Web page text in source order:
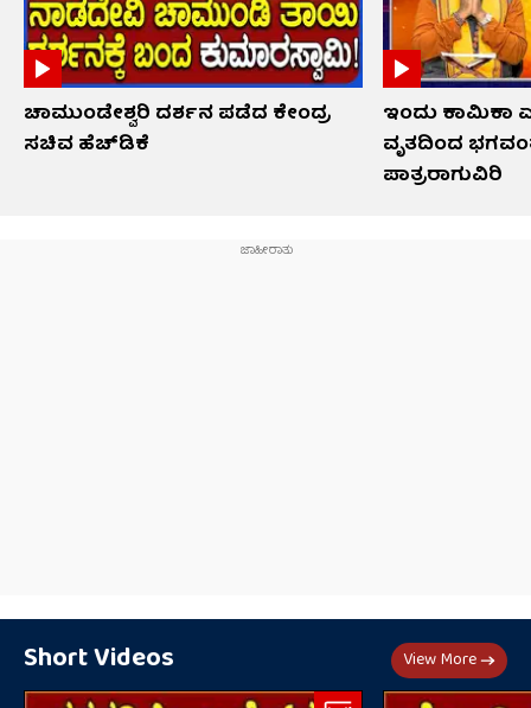
ಚಾಮುಂಡೇಶ್ವರಿ ದರ್ಶನ ಪಡೆದ ಕೇಂದ್ರ
ಸಚಿವ ಹೆಚ್​​ಡಿಕೆ
ಇಂದು ಕಾಮಿಕಾ
ವೃತದಿಂದ
ಪಾತ್ರರಾಗುವಿರಿ
Short Videos View More